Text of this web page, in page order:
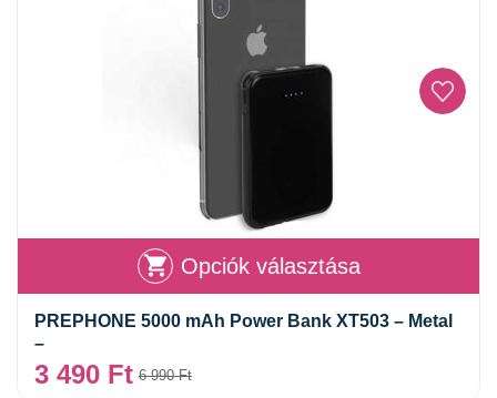
Opciók választása
PREPHONE 5000 mAh Power Bank XT503 – Metal
–
6 990Ft
3 490 Ft